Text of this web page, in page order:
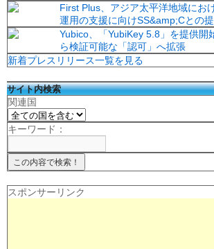
First Plus、アジア太平洋地域にお
運用の支援に向けSS&amp;Cとの
Yubico、「YubiKey 5.8」を提供
ら検証可能な「認可」へ拡張
新着プレスリリース一覧を見る
サイト内検索
関連国
キーワード：
スポンサーリンク